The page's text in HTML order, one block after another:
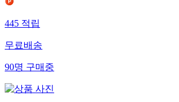
445적립
무료배송
90명구매중